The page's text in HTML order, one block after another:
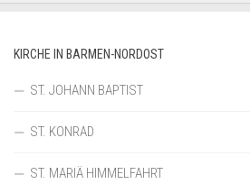
KIRCHE IN BARMEN-NORDOST
ST. JOHANN BAPTIST
ST. KONRAD
ST. MARIÄ HIMMELFAHRT